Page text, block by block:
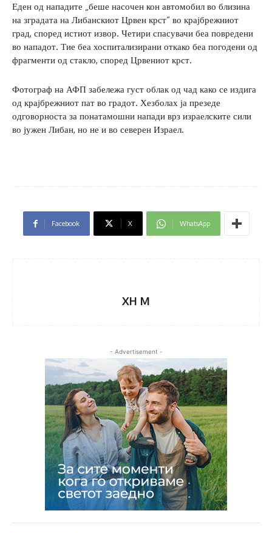
Еден од нападите „беше насочен кон автомобил во близина
на зградата на Либанскиот Црвен крст“ во крајбрежниот
град, според истиот извор. Четири спасувачи беа повредени
во нападот. Тие беа хоспитализирани откако беа погодени од
фрагменти од стакло, според Црвениот крст.
Фотограф на АФП забележа густ облак од чад како се издига
од крајбрежниот пат во градот. Хезболах ја презеде
одговорноста за понатамошни напади врз израелските сили
во јужен Либан, но не и во северен Израел.
Facebook X WhatsApp
XH M
- Advertisement -